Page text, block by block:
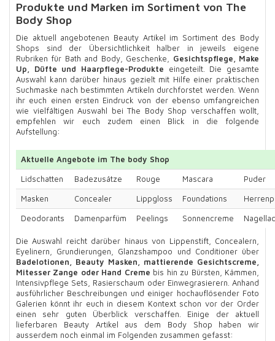
Produkte und Marken im Sortiment von The
Body Shop
Die aktuell angebotenen Beauty Artikel im Sortiment des Body
Shops sind der Übersichtlichkeit halber in jeweils eigene
Rubriken für Bath and Body, Geschenke, Gesichtspflege, Make
Up, Düfte und Haarpflege-Produkte eingeteilt. Die gesamte
Auswahl kann darüber hinaus gezielt mit Hilfe einer praktischen
Suchmaske nach bestimmten Artikeln durchforstet werden. Wenn
ihr euch einen ersten Eindruck von der ebenso umfangreichen
wie vielfältigen Auswahl bei The Body Shop verschaffen wollt,
empfehlen wir euch zudem einen Blick in die folgende
Aufstellung:
Aktuelle Angebote im The body Shop
Lidschatten
Badezusätze Rouge Mascara
Puder
Masken
Concealer Lippgloss Foundations
Deodorants
Damenparfüm Peelings Sonnencreme
Die Auswahl reicht darüber hinaus von Lippenstift, Concealern,
Eyelinern, Grundierungen, Glanzshampoo und Conditioner über
Badelotionen, Beauty Masken, mattierende Gesichtscreme,
Mitesser Zange oder Hand Creme bis hin zu Bürsten, Kämmen,
Intensivpflege Sets, Rasierschaum oder Einwegrasierern. Anhand
ausführlicher Beschreibungen und einiger hochauflösender Foto
Galerien könnt ihr euch in diesem Kontext schon vor der Order
einen sehr guten Überblick verschaffen. Einige der aktuell
lieferbaren Beauty Artikel aus dem Body Shop haben wir
ausserdem noch einmal im Folgenden zusammen gefasst: